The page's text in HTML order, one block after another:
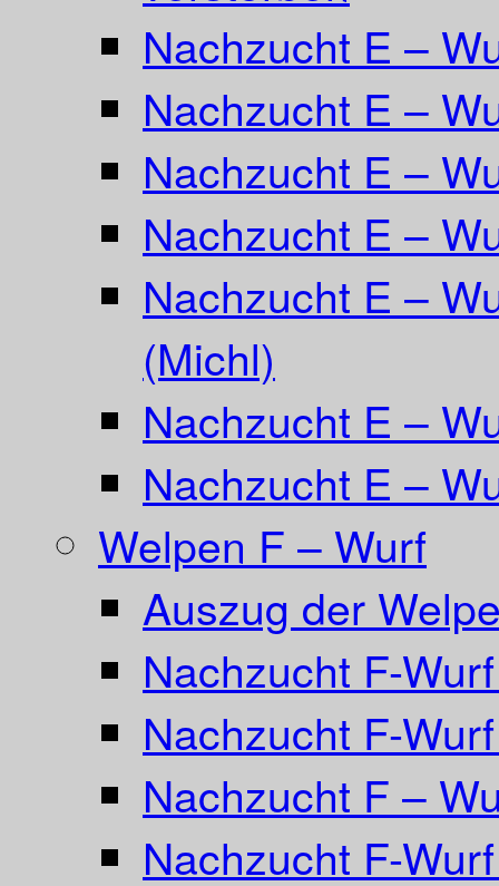
Nachzucht E –
Nachzucht E –
Nachzucht E –
Nachzucht E –
Nachzucht E –
(Michl)
Nachzucht E –
Nachzucht E –
Welpen F – Wurf
Auszug der
Nachzucht F-
Nachzucht F-
Nachzucht F –
Nachzucht F-